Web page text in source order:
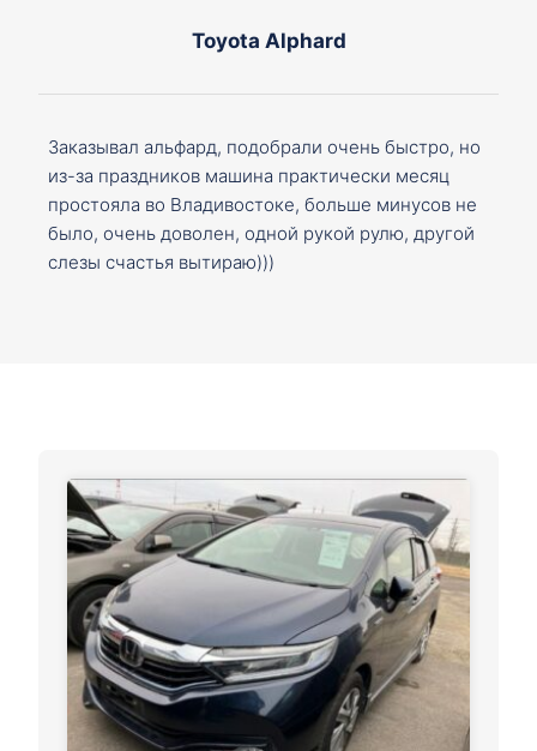
Toyota Alphard
Заказывал альфард, подобрали очень быстро, но
из-за праздников машина практически месяц
простояла во Владивостоке, больше минусов не
было, очень доволен, одной рукой рулю, другой
слезы счастья вытираю)))